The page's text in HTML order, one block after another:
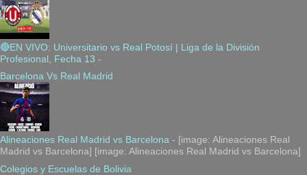
🔴EN VIVO: Universitario vs Real Potosí | Liga de la División
Profesional, Fecha 13 -
Barcelona Vs Real Madrid
Alineaciones Real Madrid vs Barcelona - [image: Alineaciones Real
Madrid vs Barcelona] [image: Alineaciones Real Madrid vs Barcelona]
Colegios y Escuelas de Bolivia